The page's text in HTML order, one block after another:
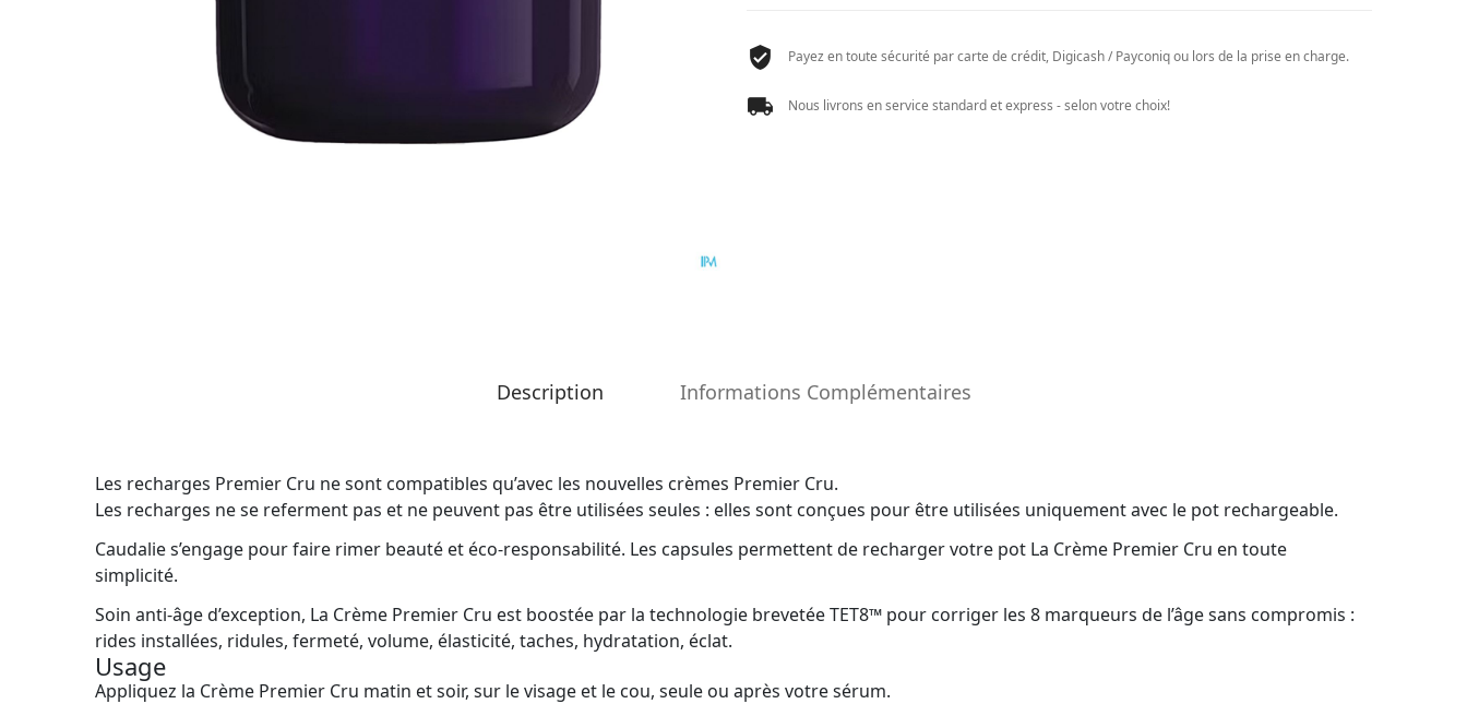
Payez en toute sécurité par carte de crédit, Digicash / Payconiq ou lors de la prise en charge.
Nous livrons en service standard et express - selon votre choix!
Description Informations Complémentaires
Les recharges Premier Cru ne sont compatibles qu’avec les nouvelles crèmes Premier Cru.
Les recharges ne se referment pas et ne peuvent pas être utilisées seules : elles sont conçues pour être utilisées uniquement avec le pot rechargeable.
Caudalie s’engage pour faire rimer beauté et éco-responsabilité. Les capsules permettent de recharger votre pot La Crème Premier Cru en toute
simplicité.
Soin anti-âge d’exception, La Crème Premier Cru est boostée par la technologie brevetée TET8™ pour corriger les 8 marqueurs de l’âge sans compromis :
rides installées, ridules, fermeté, volume, élasticité, taches, hydratation, éclat.
Usage
Appliquez la Crème Premier Cru matin et soir, sur le visage et le cou, seule ou après votre sérum.